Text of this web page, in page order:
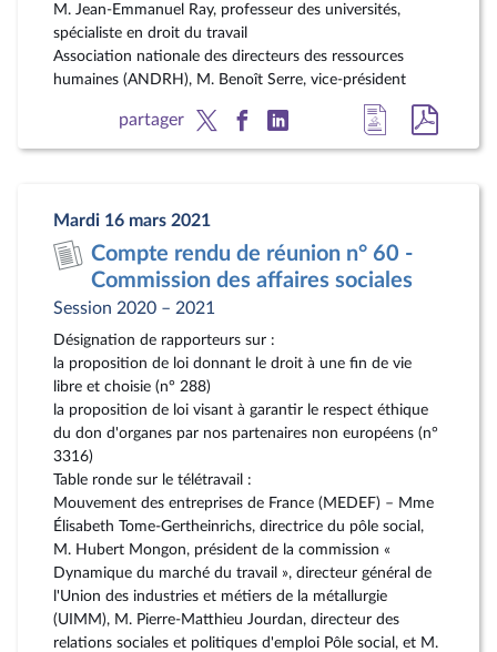
M. Jean-Emmanuel Ray, professeur des universités,
spécialiste en droit du travail
Association nationale des directeurs des ressources
humaines (ANDRH), M. Benoît Serre, vice-président
partager
Accéder
à
document
au
pdf
Mardi 16 mars 2021
Compte rendu de réunion n° 60 -
Commission des affaires sociales
Session 2020 – 2021
Désignation de rapporteurs sur :
la proposition de loi donnant le droit à une fin de vie
libre et choisie (n° 288)
la proposition de loi visant à garantir le respect éthique
du don d'organes par nos partenaires non européens (n°
3316)
Table ronde sur le télétravail :
Mouvement des entreprises de France (MEDEF) – Mme
Élisabeth Tome-Gertheinrichs, directrice du pôle social,
M. Hubert Mongon, président de la commission «
Dynamique du marché du travail », directeur général de
l'Union des industries et métiers de la métallurgie
(UIMM), M. Pierre-Matthieu Jourdan, directeur des
relations sociales et politiques d'emploi Pôle social, et M.